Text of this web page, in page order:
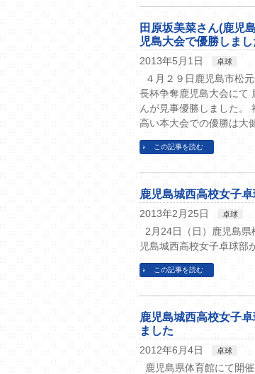
田原坂美菜さん(鹿児
児島大会で優勝しまし
2013年5月1日 卓球
４月２９日鹿児島市松
長杯争奪鹿児島大会にて
んが見事優勝しました。
高い本大会での優勝は大
この記事を読む
鹿児島城西高校女子
2013年2月25日 卓球
2月24日（日）鹿児島
児島城西高校女子卓球
この記事を読む
鹿児島城西高校女子
ました
2012年6月4日 卓球
鹿児島県体育館にて開